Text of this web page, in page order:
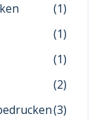
(1)
(1)
(1)
(2)
(3)